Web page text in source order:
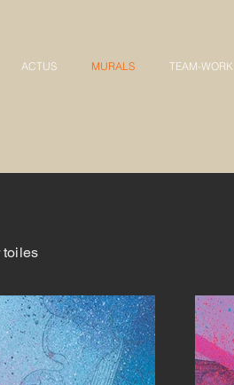
ACTUS MURALS TEAM-WORK
toiles